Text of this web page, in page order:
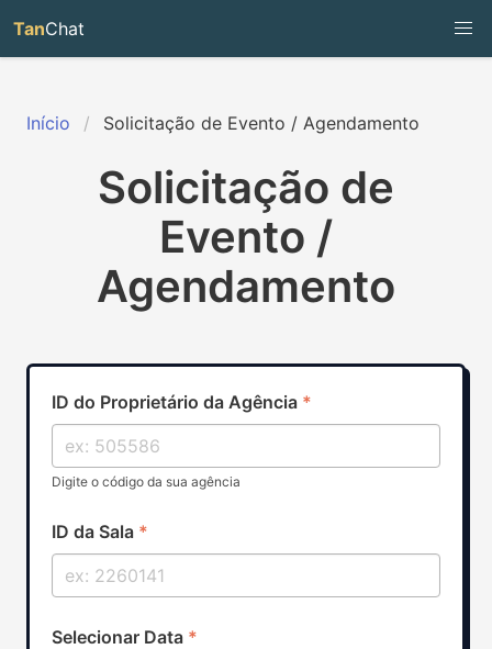
TanChat
Início Solicitação de Evento / Agendamento
Solicitação de
Evento /
Agendamento
ID do Proprietário da Agência *
Digite o código da sua agência
ID da Sala *
Selecionar Data *